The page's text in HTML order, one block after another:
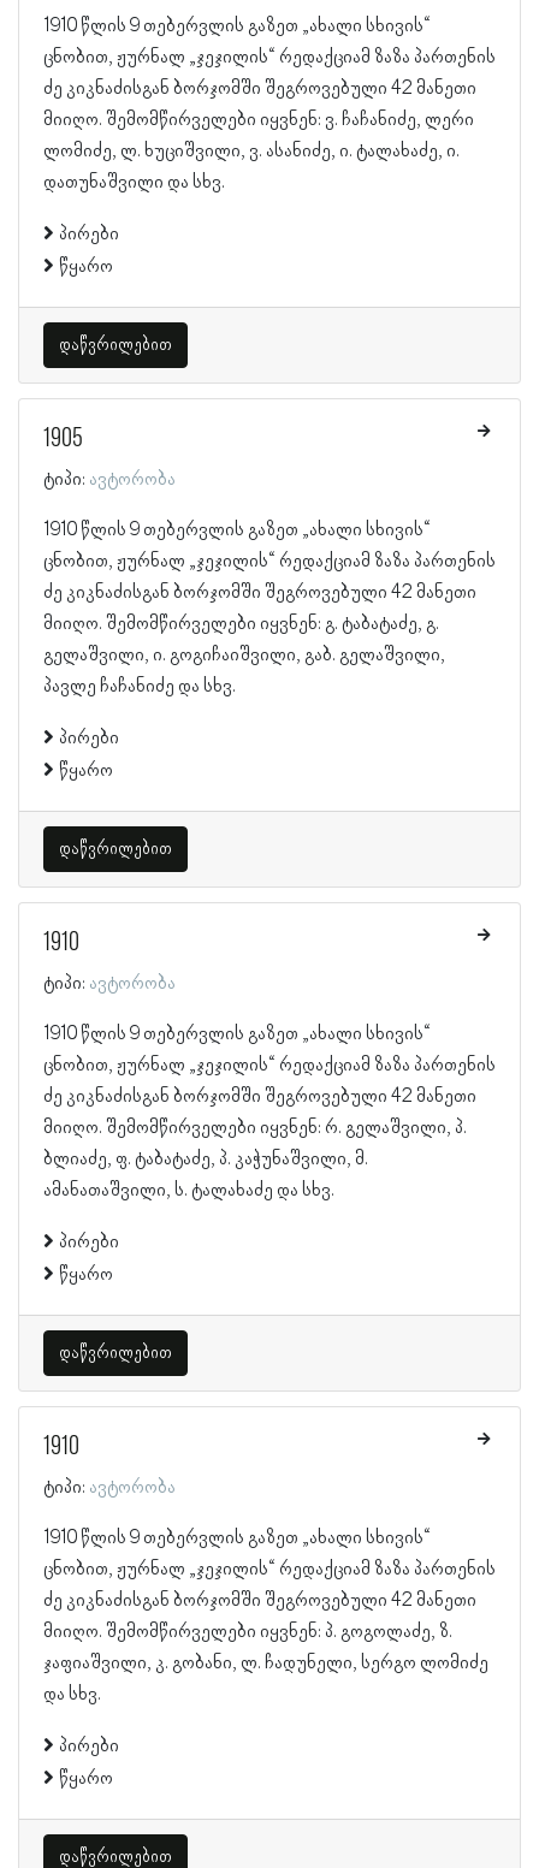
1910 წლის 9 თებერვლის გაზეთ „ახალი სხივის“
ცნობით, ჟურნალ „ჯეჯილის“ რედაქციამ ზაზა პართენის
ძე კიკნაძისგან ბორჯომში შეგროვებული 42 მანეთი
მიიღო. შემომწირველები იყვნენ: ვ. ჩაჩანიძე, ლერი
ლომიძე, ლ. ხუციშვილი, ვ. ასანიძე, ი. ტალახაძე, ი.
დათუნაშვილი და სხვ.
პირები
წყარო
დაწვრილებით
1905
ტიპი: ავტორობა
1910 წლის 9 თებერვლის გაზეთ „ახალი სხივის“
ცნობით, ჟურნალ „ჯეჯილის“ რედაქციამ ზაზა პართენის
ძე კიკნაძისგან ბორჯომში შეგროვებული 42 მანეთი
მიიღო. შემომწირველები იყვნენ: გ. ტაბატაძე, გ.
გელაშვილი, ი. გოგიჩაიშვილი, გაბ. გელაშვილი,
პავლე ჩაჩანიძე და სხვ.
პირები
წყარო
დაწვრილებით
1910
ტიპი: ავტორობა
1910 წლის 9 თებერვლის გაზეთ „ახალი სხივის“
ცნობით, ჟურნალ „ჯეჯილის“ რედაქციამ ზაზა პართენის
ძე კიკნაძისგან ბორჯომში შეგროვებული 42 მანეთი
მიიღო. შემომწირველები იყვნენ: რ. გელაშვილი, პ.
ბლიაძე, ფ. ტაბატაძე, პ. კაჭუნაშვილი, მ.
ამანათაშვილი, ს. ტალახაძე და სხვ.
პირები
წყარო
დაწვრილებით
1910
ტიპი: ავტორობა
1910 წლის 9 თებერვლის გაზეთ „ახალი სხივის“
ცნობით, ჟურნალ „ჯეჯილის“ რედაქციამ ზაზა პართენის
ძე კიკნაძისგან ბორჯომში შეგროვებული 42 მანეთი
მიიღო. შემომწირველები იყვნენ: პ. გოგოლაძე, ზ.
ჯაფიაშვილი, კ. გობანი, ლ. ჩადუნელი, სერგო ლომიძე
და სხვ.
პირები
წყარო
დაწვრილებით